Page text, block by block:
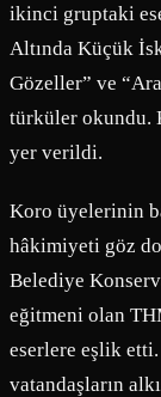
ikinci gruptaki
Altında Küçük
Gözeller” ve
türküler okundu.
yer verildi.
Koro üyelerinin
hâkimiyeti göz
Belediye
eğitmeni olan
eserlere eşlik
vatandaşların